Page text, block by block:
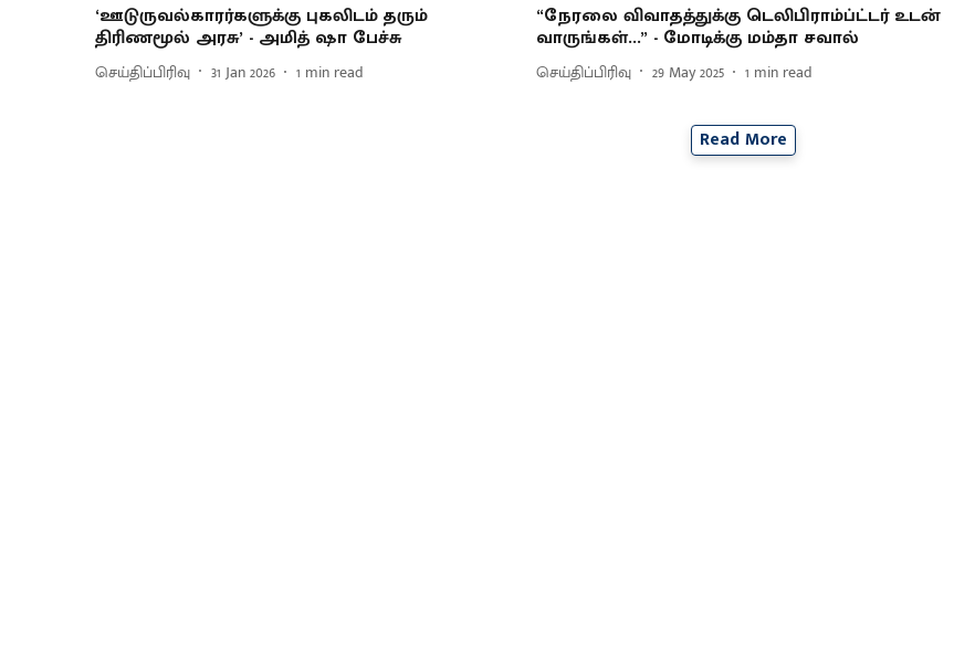
‘ஊடுருவல்காரர்களுக்கு புகலிடம் தரும்
திரிணமூல் அரசு’ - அமித் ஷா பேச்சு
செய்திப்பிரிவு 31 Jan 2026 1 min read
“நேரலை விவாதத்துக்கு டெலிபிராம்ப்ட்டர் உடன்
வாருங்கள்...” - மோடிக்கு மம்தா சவால்
செய்திப்பிரிவு 29 May 2025 1 min read
Read More